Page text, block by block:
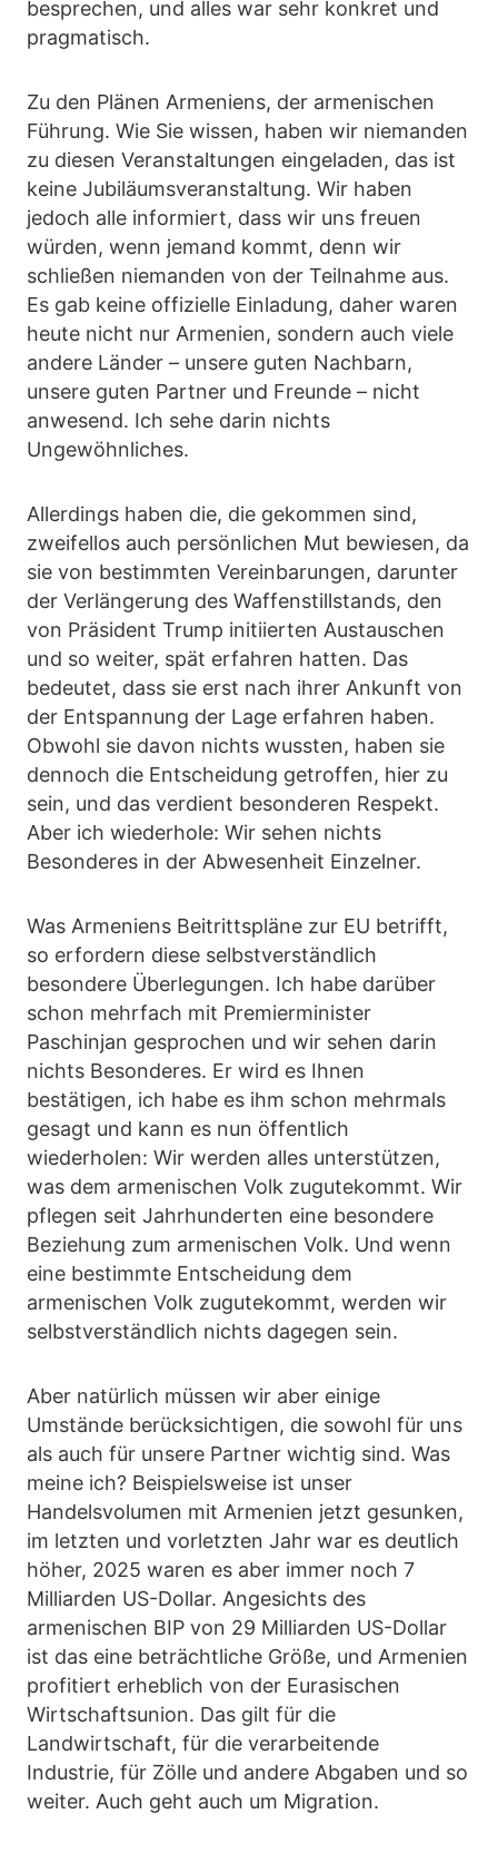
besprechen, und alles war sehr konkret und
pragmatisch.
Zu den Plänen Armeniens, der armenischen
Führung. Wie Sie wissen, haben wir niemanden
zu diesen Veranstaltungen eingeladen, das ist
keine Jubiläumsveranstaltung. Wir haben
jedoch alle informiert, dass wir uns freuen
würden, wenn jemand kommt, denn wir
schließen niemanden von der Teilnahme aus.
Es gab keine offizielle Einladung, daher waren
heute nicht nur Armenien, sondern auch viele
andere Länder – unsere guten Nachbarn,
unsere guten Partner und Freunde – nicht
anwesend. Ich sehe darin nichts
Ungewöhnliches.
Allerdings haben die, die gekommen sind,
zweifellos auch persönlichen Mut bewiesen, da
sie von bestimmten Vereinbarungen, darunter
der Verlängerung des Waffenstillstands, den
von Präsident Trump initiierten Austauschen
und so weiter, spät erfahren hatten. Das
bedeutet, dass sie erst nach ihrer Ankunft von
der Entspannung der Lage erfahren haben.
Obwohl sie davon nichts wussten, haben sie
dennoch die Entscheidung getroffen, hier zu
sein, und das verdient besonderen Respekt.
Aber ich wiederhole: Wir sehen nichts
Besonderes in der Abwesenheit Einzelner.
Was Armeniens Beitrittspläne zur EU betrifft,
so erfordern diese selbstverständlich
besondere Überlegungen. Ich habe darüber
schon mehrfach mit Premierminister
Paschinjan gesprochen und wir sehen darin
nichts Besonderes. Er wird es Ihnen
bestätigen, ich habe es ihm schon mehrmals
gesagt und kann es nun öffentlich
wiederholen: Wir werden alles unterstützen,
was dem armenischen Volk zugutekommt. Wir
pflegen seit Jahrhunderten eine besondere
Beziehung zum armenischen Volk. Und wenn
eine bestimmte Entscheidung dem
armenischen Volk zugutekommt, werden wir
selbstverständlich nichts dagegen sein.
Aber natürlich müssen wir aber einige
Umstände berücksichtigen, die sowohl für uns
als auch für unsere Partner wichtig sind. Was
meine ich? Beispielsweise ist unser
Handelsvolumen mit Armenien jetzt gesunken,
im letzten und vorletzten Jahr war es deutlich
höher, 2025 waren es aber immer noch 7
Milliarden US-Dollar. Angesichts des
armenischen BIP von 29 Milliarden US-Dollar
ist das eine beträchtliche Größe, und Armenien
profitiert erheblich von der Eurasischen
Wirtschaftsunion. Das gilt für die
Landwirtschaft, für die verarbeitende
Industrie, für Zölle und andere Abgaben und so
weiter. Auch geht auch um Migration.